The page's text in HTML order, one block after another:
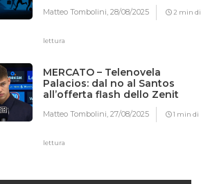
Matteo Tombolini,28/08/2025 2 min di
lettura
MERCATO – Telenovela
Palacios: dal no al Santos
all’offerta flash dello Zenit
Matteo Tombolini,27/08/2025 1 min di
lettura